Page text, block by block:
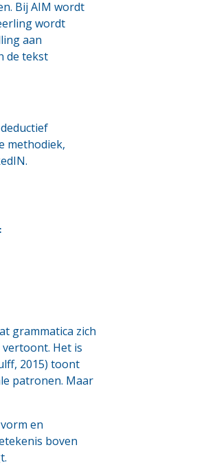
Bij AIM wordt
wordt
aan
de tekst
methodiek,
grammatica zich
Het is
2015) toont
patronen. Maar
en
boven